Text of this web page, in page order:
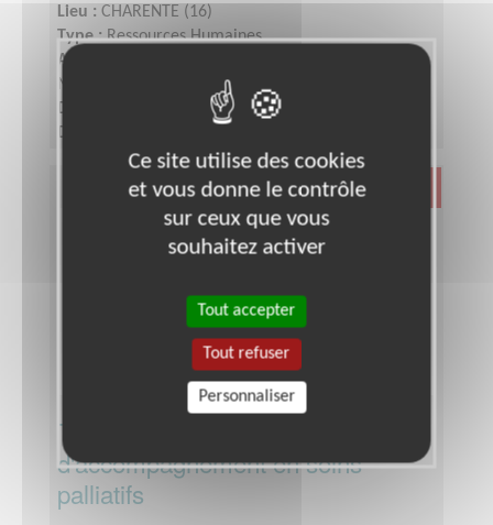
Lieu : CHARENTE (16)
Type :Ressources Humaines
Association :
Myopathies - Siège
Date :
Disponibilité demandée :
selon votre disponibilité
Trésorier pour une association
d'accompagnement en soins
palliatifs
Ce site utilise des cookies
et vous donne le contrôle
sur ceux que vous
souhaitez activer
Tout accepter
Tout refuser
Personnaliser